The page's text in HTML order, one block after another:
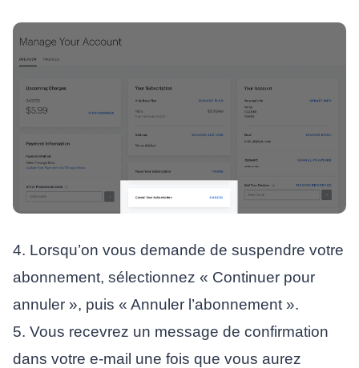
4. Lorsqu’on vous demande de suspendre votre
abonnement, sélectionnez « Continuer pour
annuler », puis « Annuler l’abonnement ».
5. Vous recevrez un message de confirmation
dans votre e-mail une fois que vous aurez